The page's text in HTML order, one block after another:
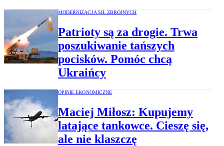
MODERNIZACJA SIŁ ZBROJNYCH
Patrioty są za drogie. Trwa
poszukiwanie tańszych
pocisków. Pomóc chcą
Ukraińcy
OPINIE EKONOMICZNE
Maciej Miłosz: Kupujemy
latające tankowce. Cieszę się,
ale nie klaszczę